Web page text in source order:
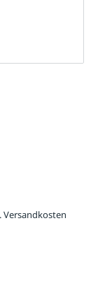
Versandkosten